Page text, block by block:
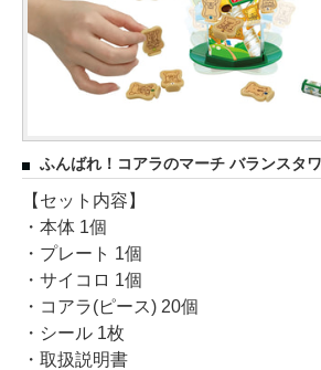
ふんばれ！コアラのマーチ バランスタ
【セット内容】
・本体 1個
・プレート 1個
・サイコロ 1個
・コアラ(ピース) 20個
・シール 1枚
・取扱説明書